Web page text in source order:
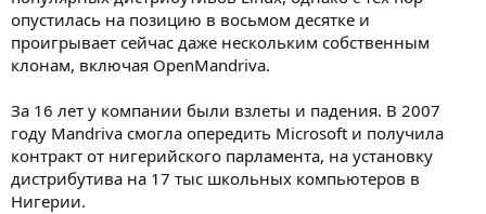
опустилась на позицию в восьмом десятке и
проигрывает сейчас даже нескольким собственным
клонам, включая OpenMandriva.
За 16 лет у компании были взлеты и падения. В 2007
году Mandriva смогла опередить Microsoft и получила
контракт от нигерийского парламента, на установку
дистрибутива на 17 тыс школьных компьютеров в
Нигерии.